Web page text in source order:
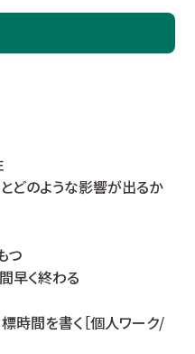
どのような影響が出るか
つ
早く終わる
時間を書く［個人ワーク/